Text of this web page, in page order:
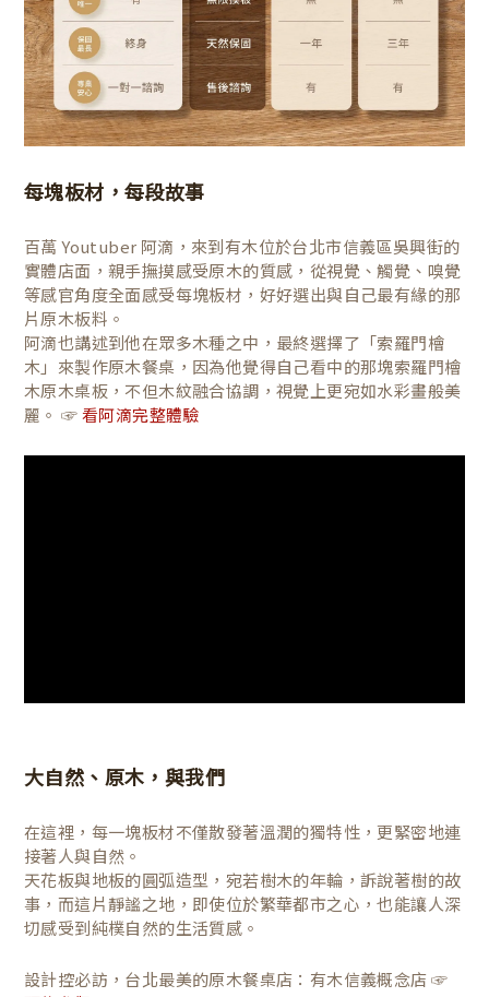
每塊板材，每段故事
百萬 Youtuber 阿滴，來到有木位於台北市信義區吳興街的
實體店面，親手撫摸感受原木的質感，從視覺、觸覺、嗅覺
等感官角度全面感受每塊板材，好好選出與自己最有緣的那
片原木板料。
阿滴也講述到他在眾多木種之中，最終選擇了「索羅門檜
木」來製作原木餐桌，因為他覺得自己看中的那塊索羅門檜
木原木桌板，不但木紋融合協調，視覺上更宛如水彩畫般美
麗。 ☞ 看阿滴完整體驗
大自然、原木，與我們
在這裡，每一塊板材不僅散發著溫潤的獨特性，更緊密地連
接著人與自然。
天花板與地板的圓弧造型，宛若樹木的年輪，訴說著樹的故
事，而這片靜謐之地，即使位於繁華都市之心，也能讓人深
切感受到純樸自然的生活質感。
設計控必訪，台北最美的原木餐桌店：有木信義概念店 ☞